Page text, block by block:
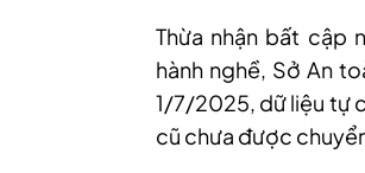
Thừa nhận bất cập
hành nghề, Sở An
1/7/2025, dữ liệu tự
cũ chưa được